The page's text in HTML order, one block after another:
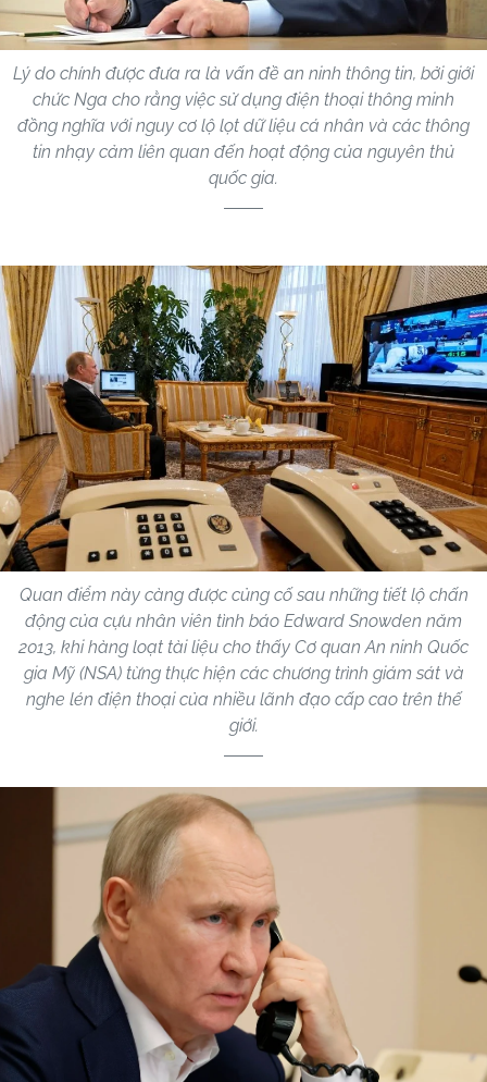
Lý do chính được đưa ra là vấn đề an ninh thông tin, bởi giới
chức Nga cho rằng việc sử dụng điện thoại thông minh
đồng nghĩa với nguy cơ lộ lọt dữ liệu cá nhân và các thông
tin nhạy cảm liên quan đến hoạt động của nguyên thủ
quốc gia.
Quan điểm này càng được củng cố sau những tiết lộ chấn
động của cựu nhân viên tình báo Edward Snowden năm
2013, khi hàng loạt tài liệu cho thấy Cơ quan An ninh Quốc
gia Mỹ (NSA) từng thực hiện các chương trình giám sát và
nghe lén điện thoại của nhiều lãnh đạo cấp cao trên thế
giới.